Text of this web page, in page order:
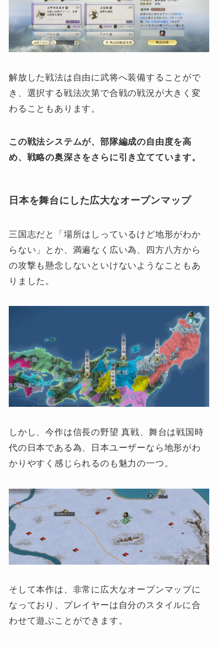
解放した戦法は自由に武将へ装備することがで
き、選択する戦法次第で合戦の戦況が大きく変
わることもあります。
この戦法システムが、部隊編成の自由度を高
め、戦略の奥深さをさらに引き立てています。
日本を舞台にした広大なオープンマップ
三国志だと「場所はしっているけど地形がわか
らない」とか、満遍なく広い為、四方八方から
の攻撃も懸念しないといけないようなこともあ
りました。
しかし、今作は信長の野望 真戦、舞台は戦国時
代の日本である為、日本ユーザーなら地形がわ
かりやすく感じられるのも魅力の一つ。
そして本作は、非常に広大なオープンマップに
なっており、プレイヤーは自分のスタイルに合
わせて遊ぶことができます。